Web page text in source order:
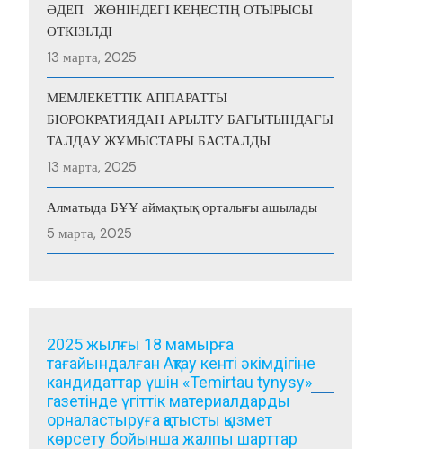
ӘДЕП ЖӨНІНДЕГІ КЕҢЕСТІҢ ОТЫРЫСЫ
ӨТКІЗІЛДІ
13 марта, 2025
МЕМЛЕКЕТТІК АППАРАТТЫ
БЮРОКРАТИЯДАН АРЫЛТУ БАҒЫТЫНДАҒЫ
ТАЛДАУ ЖҰМЫСТАРЫ БАСТАЛДЫ
13 марта, 2025
Алматыда БҰҰ аймақтық орталығы ашылады
5 марта, 2025
2025 жылғы 18 мамырға
тағайындалған Ақтау кенті әкімдігіне
кандидаттар үшін «Temirtau tynysy»
газетінде үгіттік материалдарды
орналастыруға қатысты қызмет
көрсету бойынша жалпы шарттар